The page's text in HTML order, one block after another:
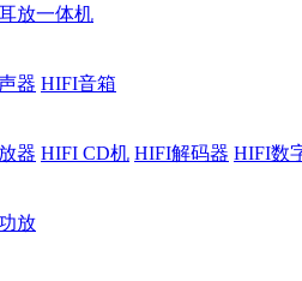
放一体机
器 HIFI音箱
器 HIFI CD机 HIFI解码器 HIFI数
放